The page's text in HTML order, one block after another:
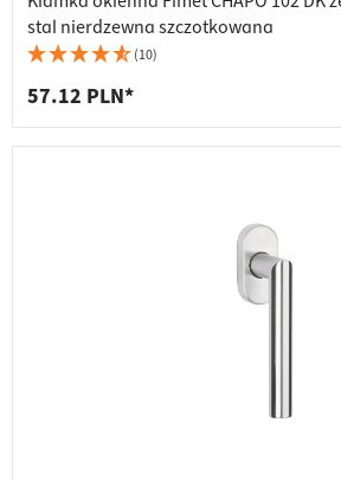
stal nierdzewna szczotkowana
(10)
57.12 PLN*